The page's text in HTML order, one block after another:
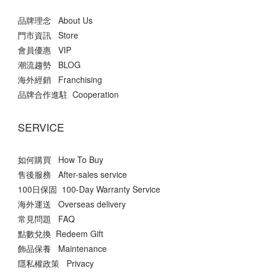
品牌理念 About Us
門市資訊 Store
會員優惠 VIP
潮流趨勢 BLOG
海外經銷 Franchising
品牌合作進駐 Cooperation
SERVICE
如何購買 How To Buy
售後服務 After-sales service
100日保固 100-Day Warranty Service
海外運送 Overseas delivery
常見問題 FAQ
點數兌換 Redeem Gift
飾品保養 Maintenance
隱私權政策 Privacy